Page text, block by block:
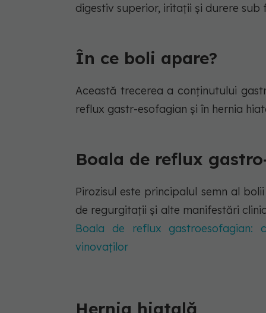
digestiv superior, iritații și durere sub
În ce boli apare?
Această trecerea a conținutului
reflux gastr-esofagian și în hernia
Boala de reflux
Pirozisul este principalul semn al
de regurgitații și alte manifestări
Boala de reflux gastroesofagian:
vinovaților
Hernia hiatală